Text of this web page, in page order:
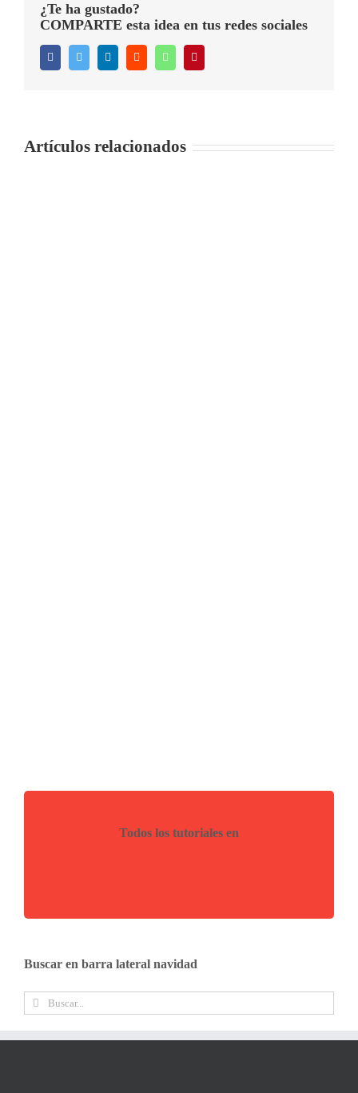
¿Te ha gustado?
COMPARTE esta idea en tus redes sociales
FacebookTwitter LinkedInReddit WhatsApp
Artículos relacionados
Todos los tutoriales en
Buscar en barra lateral navidad
Buscar: